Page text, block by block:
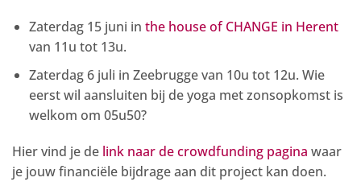
Zaterdag 15 juni in the house of CHANGE in Herent
van 11u tot 13u.
Zaterdag 6 juli in Zeebrugge van 10u tot 12u. Wie
eerst wil aansluiten bij de yoga met zonsopkomst is
welkom om 05u50?
Hier vind je de link naar de crowdfunding pagina waar
je jouw financiële bijdrage aan dit project kan doen.